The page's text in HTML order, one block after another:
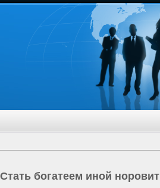
богатеем иной норовит